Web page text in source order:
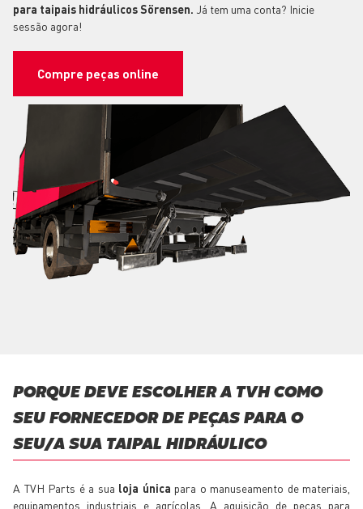
para taipais hidráulicos Sörensen. Já tem uma conta? Inicie
sessão agora!
Compre peças online
PORQUE DEVE ESCOLHER A TVH COMO
SEU FORNECEDOR DE PEÇAS PARA O
SEU/A SUA TAIPAL HIDRÁULICO
A TVH Parts é a sua loja única para o manuseamento de materiais,
equipamentos industriais e agrícolas. A aquisição de peças para